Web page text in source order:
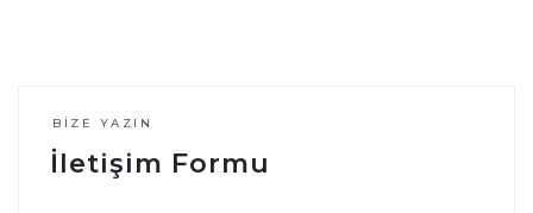
BIZE YAZIN
İletişim Formu